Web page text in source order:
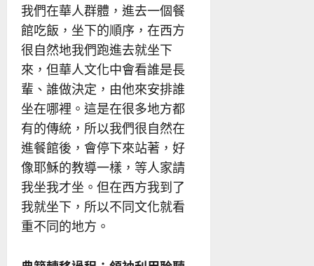
我們在華人群體，進去一個餐
館吃飯，坐下的順序，在西方
很自然地我們跑進去就坐下
來，但華人文化中會看誰是長
輩、誰做決定，由他來安排誰
坐在哪裡。這是在很多地方都
有的傳統，所以我們很自然在
進餐館後，會停下來站著，好
像耶穌的教導一樣，等人家請
我坐我才坐。但在西方我到了
我就坐下，所以不同文化就看
重不同的地方。